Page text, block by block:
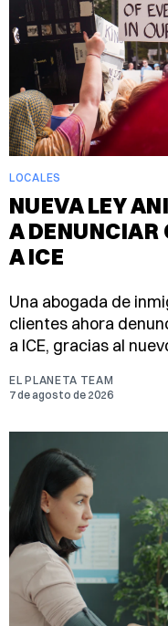
LOCALES
NUEVA LEY
A DENUNCIAR
A ICE
Una abogada de
clientes ahora
a ICE, gracias al
EL PLANETA TEAM
7 de agosto de 2026